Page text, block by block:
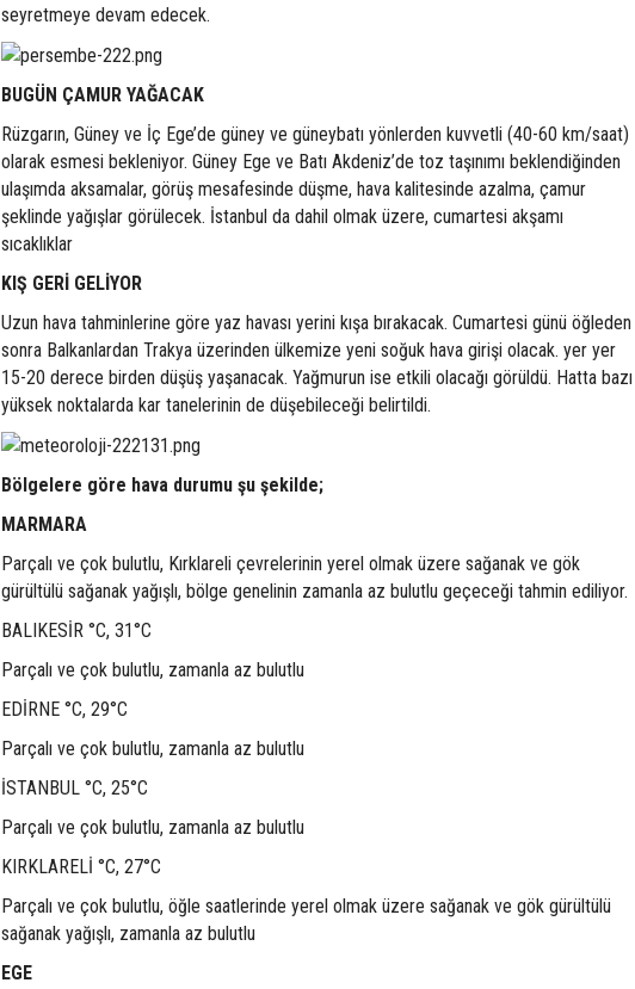
seyretmeye devam edecek.
BUGÜN ÇAMUR YAĞACAK
Rüzgarın, Güney ve İç Ege’de güney ve güneybatı yönlerden kuvvetli (40-60 km/saat)
olarak esmesi bekleniyor. Güney Ege ve Batı Akdeniz’de toz taşınımı beklendiğinden
ulaşımda aksamalar, görüş mesafesinde düşme, hava kalitesinde azalma, çamur
şeklinde yağışlar görülecek. İstanbul da dahil olmak üzere, cumartesi akşamı
sıcaklıklar
KIŞ GERİ GELİYOR
Uzun hava tahminlerine göre yaz havası yerini kışa bırakacak. Cumartesi günü öğleden
sonra Balkanlardan Trakya üzerinden ülkemize yeni soğuk hava girişi olacak. yer yer
15-20 derece birden düşüş yaşanacak. Yağmurun ise etkili olacağı görüldü. Hatta bazı
yüksek noktalarda kar tanelerinin de düşebileceği belirtildi.
Bölgelere göre hava durumu şu şekilde;
MARMARA
Parçalı ve çok bulutlu, Kırklareli çevrelerinin yerel olmak üzere sağanak ve gök
gürültülü sağanak yağışlı, bölge genelinin zamanla az bulutlu geçeceği tahmin ediliyor.
BALIKESİR °C, 31°C
Parçalı ve çok bulutlu, zamanla az bulutlu
EDİRNE °C, 29°C
Parçalı ve çok bulutlu, zamanla az bulutlu
İSTANBUL °C, 25°C
Parçalı ve çok bulutlu, zamanla az bulutlu
KIRKLARELİ °C, 27°C
Parçalı ve çok bulutlu, öğle saatlerinde yerel olmak üzere sağanak ve gök gürültülü
sağanak yağışlı, zamanla az bulutlu
EGE